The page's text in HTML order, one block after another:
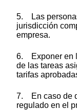
5. Las
jurisdicción
empresa.
6. Exponer en
de las tareas
tarifas
7. En caso de
regulado en el